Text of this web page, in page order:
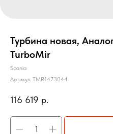
Турбина новая,
TurboMir
Scania
Артикул: TMR1473044
116 619 р.